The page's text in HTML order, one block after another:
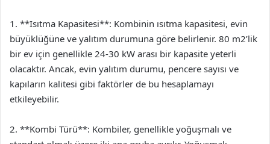
1. **Isıtma Kapasitesi**: Kombinin ısıtma kapasitesi, evin
büyüklüğüne ve yalıtım durumuna göre belirlenir. 80 m2’lik
bir ev için genellikle 24-30 kW arası bir kapasite yeterli
olacaktır. Ancak, evin yalıtım durumu, pencere sayısı ve
kapıların kalitesi gibi faktörler de bu hesaplamayı
etkileyebilir.
2. **Kombi Türü**: Kombiler, genellikle yoğuşmalı ve